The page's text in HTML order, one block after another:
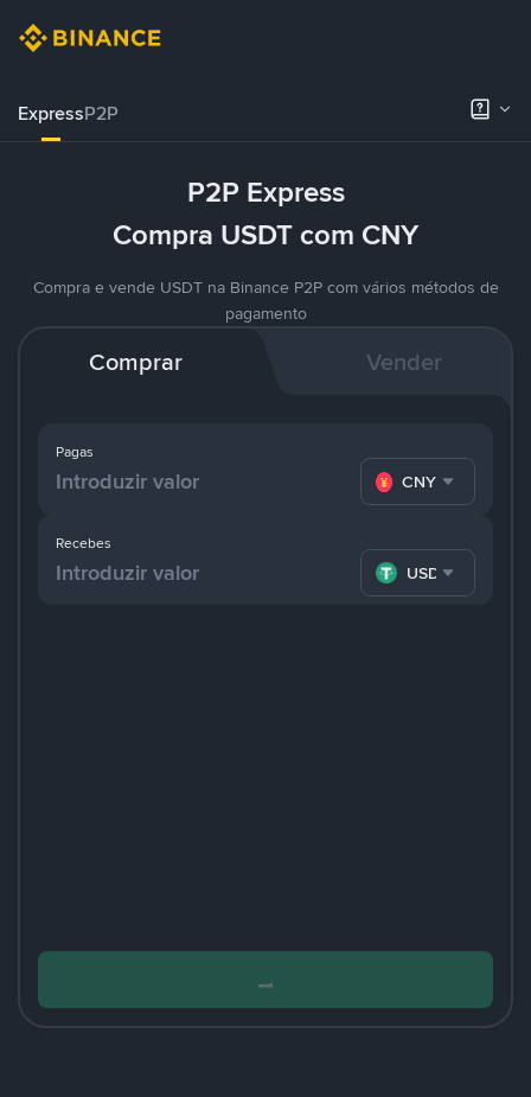
ExpressP2P
P2P Express
Compra USDT com CNY
Compra e vende USDT na Binance P2P com vários métodos de
pagamento
Comprar Vender
Pagas
CNY
Recebes
USDT